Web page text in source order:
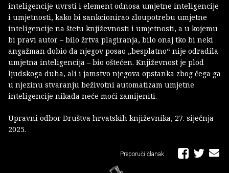
inteligencije uvrsti i element odnosa umjetne inteligencije
i umjetnosti, kako bi sankcionirao zloupotrebu umjetne
inteligencije na štetu književnosti i umjetnosti, a u kojemu
bi pravi autor – bilo žrtva plagiranja, bilo onaj tko bi neki
angažman dobio da njegov posao „besplatno“ nije odradila
umjetna inteligencija – bio oštećen. Književnost je plod
ljudskoga duha, ali i jamstvo njegova opstanka zbog čega ga
u njezinu stvaranju beživotni automatizam umjetne
inteligencije nikada neće moći zamijeniti.
Upravni odbor Društva hrvatskih književnika, 27. siječnja
2025.
Preporuči članak